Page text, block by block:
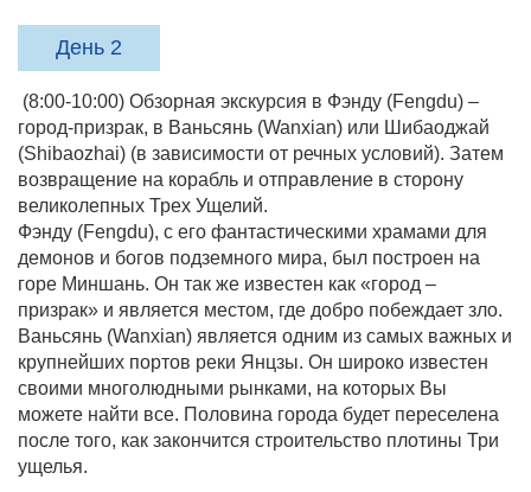
День 2
(8:00-10:00) Обзорная экскурсия в Фэнду (Fengdu) –
город-призрак, в Ваньсянь (Wanxian) или Шибаоджай
(Shibaozhai) (в зависимости от речных условий). Затем
возвращение на корабль и отправление в сторону
великолепных Трех Ущелий.
Фэнду (Fengdu), с его фантастическими храмами для
демонов и богов подземного мира, был построен на
горе Миншань. Он так же известен как «город –
призрак» и является местом, где добро побеждает зло.
Ваньсянь (Wanxian) является одним из самых важных и
крупнейших портов реки Янцзы. Он широко известен
своими многолюдными рынками, на которых Вы
можете найти все. Половина города будет переселена
после того, как закончится строительство плотины Три
ущелья.